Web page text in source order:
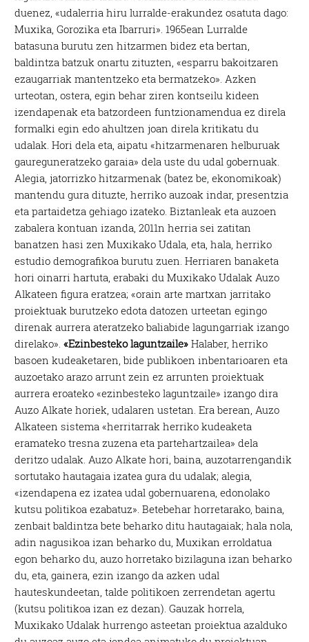
duenez, «udalerria hiru lurralde-erakundez osatuta dago:
Muxika, Gorozika eta Ibarruri». 1965ean Lurralde
batasuna burutu zen hitzarmen bidez eta bertan,
baldintza batzuk onartu zituzten, «esparru bakoitzaren
ezaugarriak mantentzeko eta bermatzeko». Azken
urteotan, ostera, egin behar ziren kontseilu kideen
izendapenak eta batzordeen funtzionamendua ez direla
formalki egin edo ahultzen joan direla kritikatu du
udalak. Hori dela eta, aipatu «hitzarmenaren helburuak
gaureguneratzeko garaia» dela uste du udal gobernuak.
Alegia, jatorrizko hitzarmenak (batez be, ekonomikoak)
mantendu gura dituzte, herriko auzoak indar, presentzia
eta partaidetza gehiago izateko. Biztanleak eta auzoen
zabalera kontuan izanda, 2011n herria sei zatitan
banatzen hasi zen Muxikako Udala, eta, hala, herriko
estudio demografikoa burutu zuen. Herriaren banaketa
hori oinarri hartuta, erabaki du Muxikako Udalak Auzo
Alkateen figura eratzea; «orain arte martxan jarritako
proiektuak burutzeko edota datozen urteetan egingo
direnak aurrera ateratzeko baliabide lagungarriak izango
direlako».«Ezinbesteko laguntzaile» Halaber, herriko
basoen kudeaketaren, bide publikoen inbentarioaren eta
auzoetako arazo arrunt zein ez arrunten proiektuak
aurrera eroateko «ezinbesteko laguntzaile» izango dira
Auzo Alkate horiek, udalaren ustetan. Era berean, Auzo
Alkateen sistema «herritarrak herriko kudeaketa
eramateko tresna zuzena eta partehartzailea» dela
deritzo udalak. Auzo Alkate hori, baina, auzotarrengandik
sortutako hautagaia izatea gura du udalak; alegia,
«izendapena ez izatea udal gobernuarena, edonolako
kutsu politikoa ezabatuz». Betebehar horretarako, baina,
zenbait baldintza bete beharko ditu hautagaiak; hala nola,
adin nagusikoa izan beharko du, Muxikan erroldatua
egon beharko du, auzo horretako bizilaguna izan beharko
du, eta, gainera, ezin izango da azken udal
hauteskundeetan, talde politikoen zerrendetan agertu
(kutsu politikoa izan ez dezan). Gauzak horrela,
Muxikako Udalak hurrengo asteetan proiektua azalduko